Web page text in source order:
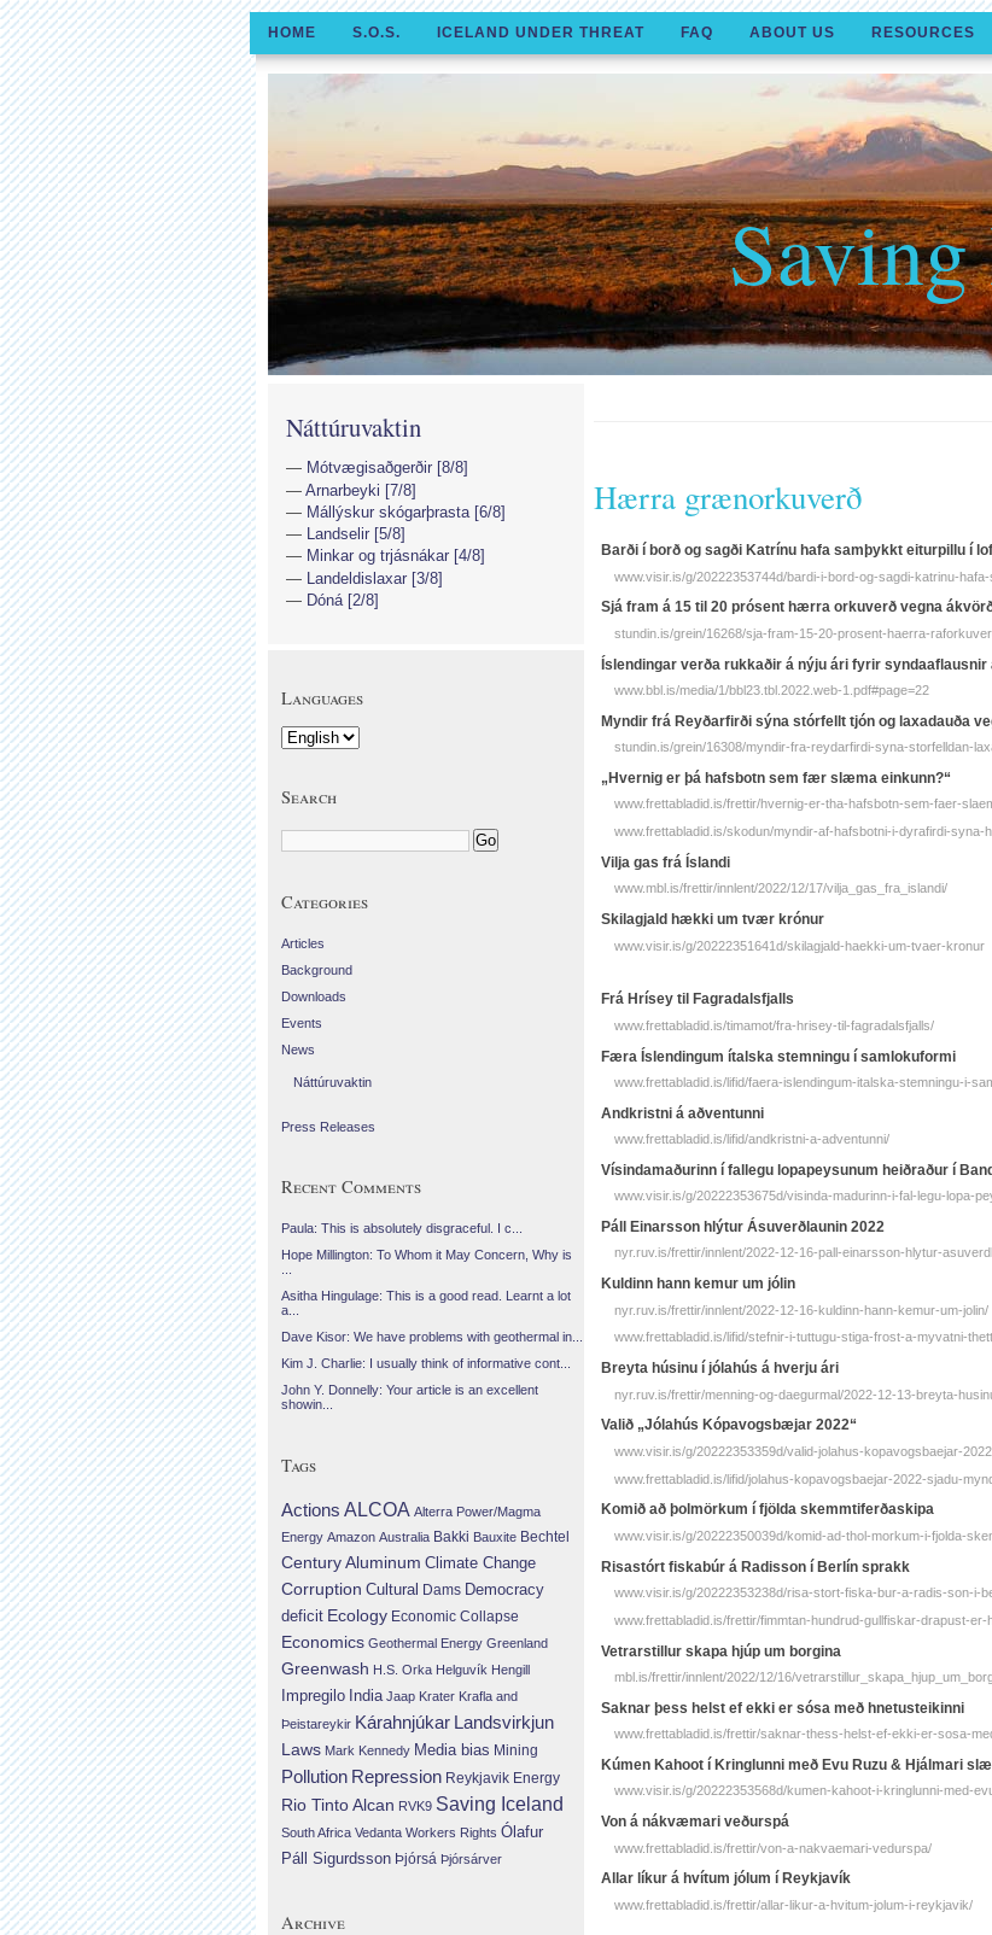
HOME S.O.S. ICELAND UNDER THREAT FAQ ABOUT US RESOURCES
Hærra grænorkuverð
Barði í borð og sagði Katrínu hafa sam­þykkt eitur­pillu í
www.visir.is/g/20222353744d/bardi-i-bord-og-sagdi-katrinu-
Sjá fram á 15 til 20 prósent hærra orkuverð vegna
stundin.is/grein/16268/sja-fram-15-20-prosent-haerra-
Íslendingar verða rukkaðir á nýju ári fyrir syndaaflausnir
www.bbl.is/media/1/bbl23.tbl.2022.web-1.pdf#page=22
Myndir frá Reyðarfirði sýna stórfellt tjón og laxadauða
stundin.is/grein/16308/myndir-fra-reydarfirdi-syna-storfelldan-
„Hvernig er þá hafs­botn sem fær slæma ein­kunn?“
www.frettabladid.is/frettir/hvernig-er-tha-hafsbotn-sem-faer-
www.frettabladid.is/skodun/myndir-af-hafsbotni-i-dyrafirdi-syna-
Vilja gas frá Íslandi
www.mbl.is/frettir/innlent/2022/12/17/vilja_gas_fra_islandi/
Skilagjald hækki um tvær krónur
www.visir.is/g/20222351641d/skilagjald-haekki-um-tvaer-kronur
Frá Hrísey til Fagradalsfjalls
www.frettabladid.is/timamot/fra-hrisey-til-fagradalsfjalls/
Færa Íslendingum ítalska stemningu í samlokuformi
www.frettabladid.is/lifid/faera-islendingum-italska-stemningu-i-
Andkristni á aðventunni
www.frettabladid.is/lifid/andkristni-a-adventunni/
Vísinda­maðurinn í fal­legu lopa­peysunum heiðraður í
www.visir.is/g/20222353675d/visinda-madurinn-i-fal-legu-lopa-
Páll Einarsson hlýtur Ásuverðlaunin 2022
nyr.ruv.is/frettir/innlent/2022-12-16-pall-einarsson-hlytur-
Kuldinn hann kemur um jólin
nyr.ruv.is/frettir/innlent/2022-12-16-kuldinn-hann-kemur-um-jolin/
www.frettabladid.is/lifid/stefnir-i-tuttugu-stiga-frost-a-myvatni-
Breyta húsinu í jólahús á hverju ári
nyr.ruv.is/frettir/menning-og-daegurmal/2022-12-13-breyta-
Valið „Jólahús Kópavogsbæjar 2022“
www.visir.is/g/20222353359d/valid-jolahus-kopavogsbaejar-
www.frettabladid.is/lifid/jolahus-kopavogsbaejar-2022-sjadu-
Komið að þol­mörkum í fjölda skemmti­ferða­skipa
www.visir.is/g/20222350039d/komid-ad-thol-morkum-i-fjolda-
Risa­stórt fiska­búr á Radis­son í Ber­lín sprakk
www.visir.is/g/20222353238d/risa-stort-fiska-bur-a-radis-son-i-
www.frettabladid.is/frettir/fimmtan-hundrud-gullfiskar-drapust-
Vetrarstillur skapa hjúp um borgina
mbl.is/frettir/innlent/2022/12/16/
Saknar þess helst ef ekki er sósa með hnetusteikinni
www.frettabladid.is/frettir/saknar-thess-helst-ef-ekki-er-sosa-
Kúmen Kahoot í Kringlunni með Evu Ruzu & Hjálmari
www.visir.is/g/20222353568d/kumen-kahoot-i-kringlunni-med-
Von á nákvæmari veðurspá
www.frettabladid.is/frettir/von-a-nakvaemari-vedurspa/
Allar líkur á hvítum jólum í Reykjavík
www.frettabladid.is/frettir/allar-likur-a-hvitum-jolum-i-reykjavik/
Náttúruvaktin
Mótvægisaðgerðir [8/8]
Arnarbeyki [7/8]
Mállýskur skógarþrasta [6/8]
Landselir [5/8]
Minkar og trjásnákar [4/8]
Landeldislaxar [3/8]
Dóná [2/8]
Languages
Search
Categories
Articles
Background
Downloads
Events
News
Náttúruvaktin
Press Releases
Recent Comments
Paula: This is absolutely disgraceful. I c...
Hope Millington: To Whom it May Concern, Why is
Asitha Hingulage: This is a good read. Learnt a lot
a...
Dave Kisor: We have problems with geothermal in...
Kim J. Charlie: I usually think of informative cont...
John Y. Donnelly: Your article is an excellent
showin...
Tags
Actions ALCOA Alterra Power/Magma
Energy Amazon Australia Bakki Bauxite Bechtel
Century Aluminum Climate Change
Corruption Cultural Dams Democracy
deficit Ecology Economic Collapse
Economics Geothermal Energy Greenland
Greenwash H.S. Orka Helguvík Hengill
Impregilo India Jaap Krater Krafla and
Þeistareykir Kárahnjúkar Landsvirkjun
Laws Mark Kennedy Media bias Mining
Pollution Repression Reykjavik Energy
Rio Tinto Alcan RVK9 Saving Iceland
South Africa Vedanta Workers Rights Ólafur
Páll Sigurdsson Þjórsá Þjórsárver
Archive